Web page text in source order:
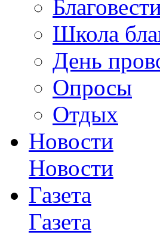
Школа
День
Опросы
Отдых
Новости
Новости
Газета
Газета